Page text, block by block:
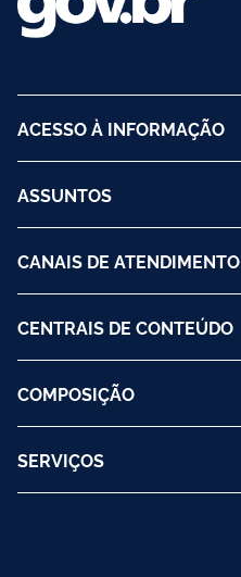
ACESSO À INFORMAÇÃO
ASSUNTOS
CANAIS DE ATENDIMENTO
CENTRAIS DE CONTEÚDO
COMPOSIÇÃO
SERVIÇOS